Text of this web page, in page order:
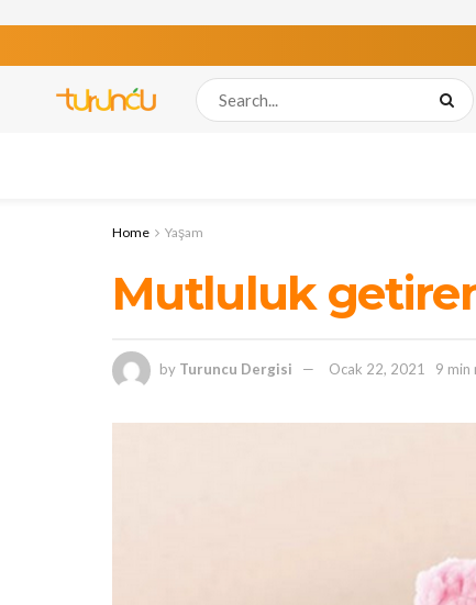
Home Yaşam
Mutluluk getiren
by Turuncu Dergisi Ocak 22, 2021 9 min